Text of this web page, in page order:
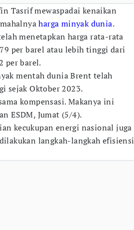
Tasrif mewaspadai kenaikan
harga minyak dunia.
menetapkan harga rata-rata
per barel atau lebih tinggi dari
per barel.
mentah dunia Brent telah
sejak Oktober 2023.
kompensasi. Makanya ini
ESDM, Jumat (5/4).
kecukupan energi nasional juga
langkah-langkah efisiensi